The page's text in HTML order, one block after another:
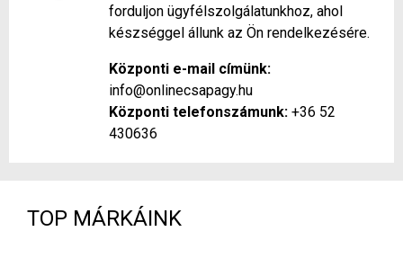
forduljon ügyfélszolgálatunkhoz, ahol
készséggel állunk az Ön rendelkezésére.
Központi e-mail címünk:
info@onlinecsapagy.hu
Központi telefonszámunk: +36 52
430636
TOP MÁRKÁINK